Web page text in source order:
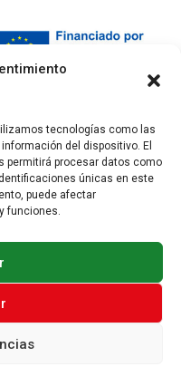
tecnologías como las
del dispositivo. El
procesar datos como
únicas en este
puede afectar
funciones.
expresadas son
reflejan necesariamente
Ni la Unión Europea ni
responsables de las